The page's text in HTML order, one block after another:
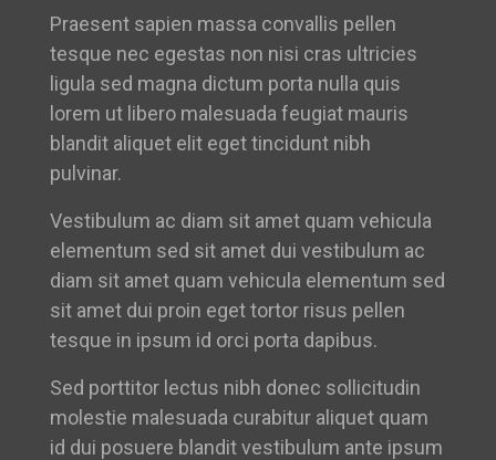
Praesent sapien massa convallis pellen
tesque nec egestas non nisi cras ultricies
ligula sed magna dictum porta nulla quis
lorem ut libero malesuada feugiat mauris
blandit aliquet elit eget tincidunt nibh
pulvinar.
Vestibulum ac diam sit amet quam vehicula
elementum sed sit amet dui vestibulum ac
diam sit amet quam vehicula elementum sed
sit amet dui proin eget tortor risus pellen
tesque in ipsum id orci porta dapibus.
Sed porttitor lectus nibh donec sollicitudin
molestie malesuada curabitur aliquet quam
id dui posuere blandit vestibulum ante ipsum